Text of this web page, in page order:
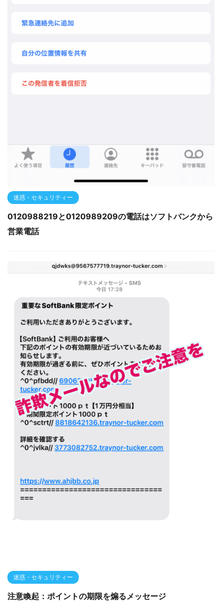
迷惑・セキュリティー
0120988219と0120989209の電話はソフトバンクから
営業電話
迷惑・セキュリティー
注意喚起：ポイントの期限を煽るメッセージ